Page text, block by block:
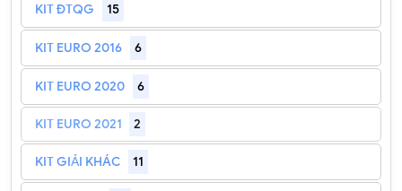
KIT ĐTQG 15
KIT EURO 2016 6
KIT EURO 2020 6
KIT EURO 2021 2
KIT GIẢI KHÁC 11